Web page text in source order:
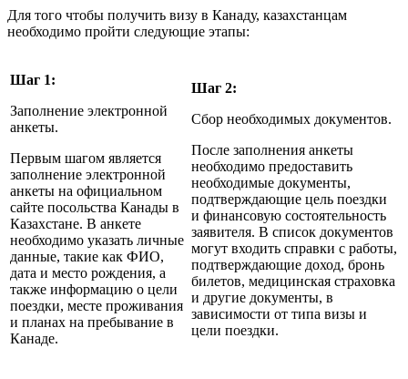
Для того чтобы получить визу в Канаду, казахстанцам
необходимо пройти следующие этапы:
Шаг 1:
Заполнение электронной
анкеты.
Первым шагом является
заполнение электронной
анкеты на официальном
сайте посольства Канады в
Казахстане. В анкете
необходимо указать личные
данные, такие как ФИО,
дата и место рождения, а
также информацию о цели
поездки, месте проживания
и планах на пребывание в
Канаде.
Шаг 2:
Сбор необходимых документов.
После заполнения анкеты
необходимо предоставить
необходимые документы,
подтверждающие цель поездки
и финансовую состоятельность
заявителя. В список документов
могут входить справки с работы,
подтверждающие доход, бронь
билетов, медицинская страховка
и другие документы, в
зависимости от типа визы и
цели поездки.